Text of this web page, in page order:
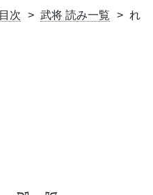
目次 武将 読み一覧 れ